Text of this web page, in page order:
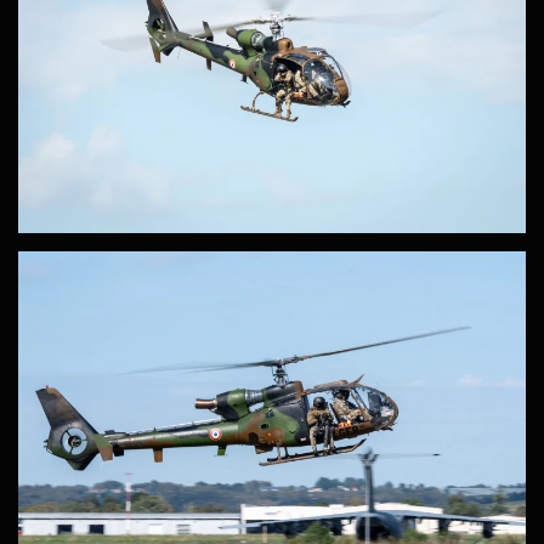
ZOOM
ZOOM